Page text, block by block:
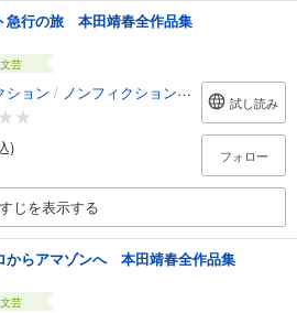
急行の旅 本田靖春全作品集
芸
ション / ノンフィクション・ドキュメンタリー
)
試し読み
フォロー
じを表示する
からアマゾンへ 本田靖春全作品集
芸